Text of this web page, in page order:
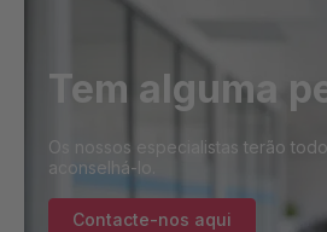
Tem alguma
Os nossos especialistas terão
aconselhá-lo.
Contacte-nos aqui